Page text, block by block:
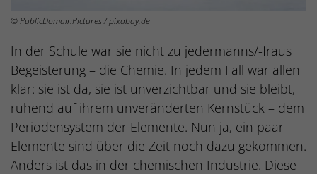
© PublicDomainPictures / pixabay.de
In der Schule war sie nicht zu jedermanns/-fraus
Begeisterung – die Chemie. In jedem Fall war allen
klar: sie ist da, sie ist unverzichtbar und sie bleibt,
ruhend auf ihrem unveränderten Kernstück – dem
Periodensystem der Elemente. Nun ja, ein paar
Elemente sind über die Zeit noch dazu gekommen.
Anders ist das in der chemischen Industrie. Diese